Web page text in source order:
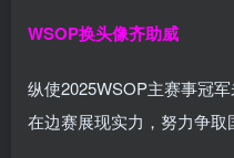
WSOP换头像齐助威
纵使2025WSOP主赛事冠
在边赛展现实力，努力争取